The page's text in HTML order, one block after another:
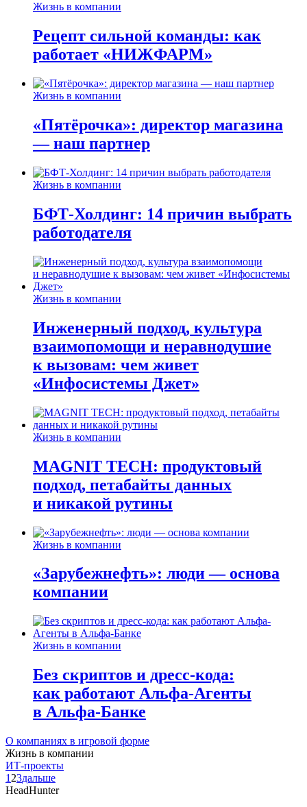
Жизнь в компании
Рецепт сильной команды: как
работает «НИЖФАРМ»
Жизнь в компании
«Пятёрочка»: директор магазина
— наш партнер
Жизнь в компании
БФТ-Холдинг: 14 причин выбрать
работодателя
Жизнь в компании
Инженерный подход, культура
взаимопомощи и неравнодушие
к вызовам: чем живет
«Инфосистемы Джет»
Жизнь в компании
MAGNIT TECH: продуктовый
подход, петабайты данных
и никакой рутины
Жизнь в компании
«Зарубежнефть»: люди — основа
компании
Жизнь в компании
Без скриптов и дресс-кода:
как работают Альфа-Агенты
в Альфа-Банке
О компаниях в игровой форме
Жизнь в компании
ИТ-проекты
1 23дальше
HeadHunter